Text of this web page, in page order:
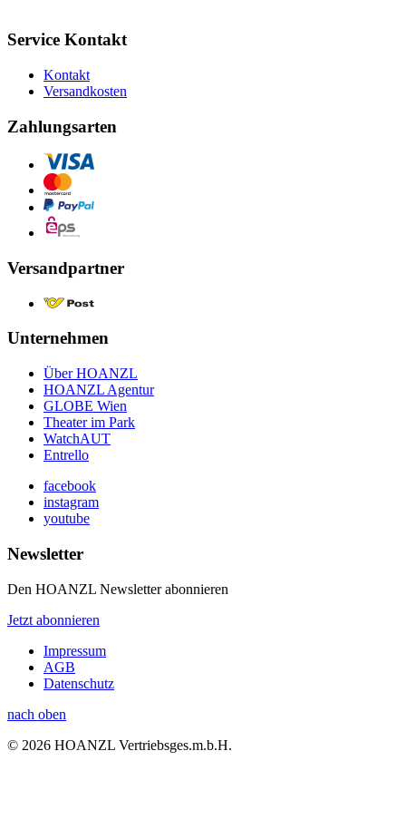
Service Kontakt
Kontakt
Versandkosten
Zahlungsarten
Versandpartner
Unternehmen
Über HOANZL
HOANZL Agentur
GLOBE Wien
Theater im Park
WatchAUT
Entrello
facebook
instagram
youtube
Newsletter
Den HOANZL Newsletter abonnieren
Jetzt abonnieren
Impressum
AGB
Datenschutz
nach oben
© 2026 HOANZL Vertriebsges.m.b.H.